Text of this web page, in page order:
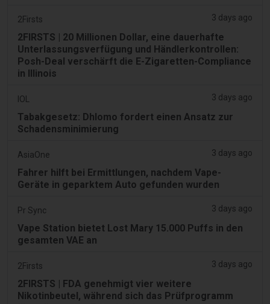
2Firsts 3 days ago
2FIRSTS | 20 Millionen Dollar, eine dauerhafte
Unterlassungsverfügung und Händlerkontrollen:
Posh-Deal verschärft die E-Zigaretten-Compliance
in Illinois
IOL 3 days ago
Tabakgesetz: Dhlomo fordert einen Ansatz zur
Schadensminimierung
AsiaOne 3 days ago
Fahrer hilft bei Ermittlungen, nachdem Vape-
Geräte in geparktem Auto gefunden wurden
Pr Sync 3 days ago
Vape Station bietet Lost Mary 15.000 Puffs in den
gesamten VAE an
2Firsts 3 days ago
2FIRSTS | FDA genehmigt vier weitere
Nikotinbeutel, während sich das Prüfprogramm